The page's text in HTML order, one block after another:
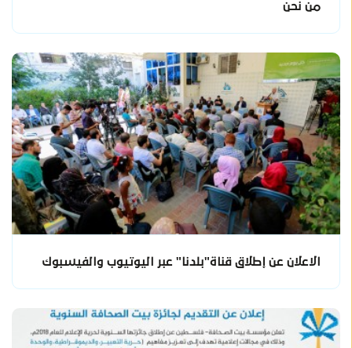
من نحن
الاعلان عن إطلاق قناة"بلدنا" عبر اليوتيوب والفيسبوك